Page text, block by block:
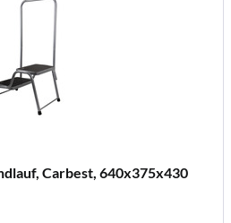
Carbest, 640x375x430